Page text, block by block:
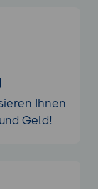
Ihnen
Geld!